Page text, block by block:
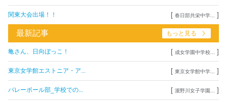
関東大会出場！！ [ 春日部共栄中学... ]
最新記事 もっと見る
亀さん、日向ぼっこ！ [ 成女学園中学校... ]
東京女学館エストニア・ア... [ 東京女学館中学... ]
バレーボール部_学校での... [ 瀧野川女子学園... ]